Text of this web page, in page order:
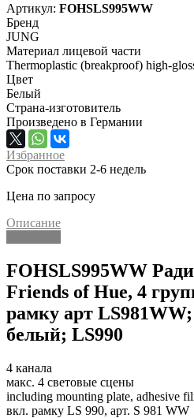
Артикул: FOHSLS995WW
Бренд
JUNG
Материал лицевой части
Thermoplastic (breakproof) high-
Цвет
Белый
Страна-изготовитель
Произведено в Германии
Избранное
Срок поставки 2-6 недель
Цена по запросу
Описание
FOHSLS995WW
Friends of Hue, 4
рамку арт
белый; LS990
4 канала
макс. 4 световые сцены
including mounting plate, adhesive
вкл. рамку LS 990, арт. S 981 WW